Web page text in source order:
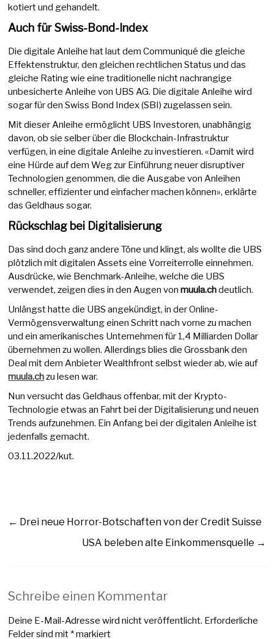
kotiert und gehandelt.
Auch für Swiss-Bond-Index
Die digitale Anleihe hat laut dem Communiqué die gleiche
Effektenstruktur, den gleichen rechtlichen Status und das
gleiche Rating wie eine traditionelle nicht nachrangige
unbesicherte Anleihe von UBS AG. Die digitale Anleihe wird
sogar für den Swiss Bond Index (SBI) zugelassen sein.
Mit dieser Anleihe ermöglicht UBS Investoren, unabhängig
davon, ob sie selber über die Blockchain-Infrastruktur
verfügen, in eine digitale Anleihe zu investieren. «Damit wird
eine Hürde auf dem Weg zur Einführung neuer disruptiver
Technologien genommen, die die Ausgabe von Anleihen
schneller, effizienter und einfacher machen können», erklärte
das Geldhaus sogar.
Rückschlag bei Digitalisierung
Das sind doch ganz andere Töne und klingt, als wollte die UBS
plötzlich mit digitalen Assets eine Vorreiterrolle einnehmen.
Ausdrücke, wie Benchmark-Anleihe, welche die UBS
verwendet, zeigen dies in den Augen vonmuula.chdeutlich.
Unlängst hatte die UBS angekündigt, in der Online-
Vermögensverwaltung einen Schritt nach vorne zu machen
und ein amerikanisches Unternehmen für 1,4 Milliarden Dollar
übernehmen zu wollen. Allerdings blies die Grossbank den
Deal mit dem Anbieter Wealthfront selbst wieder ab, wie auf
muula.chzu lesen war.
Nun versucht das Geldhaus offenbar, mit der Krypto-
Technologie etwas an Fahrt bei der Digitalisierung und neuen
Trends aufzunehmen. Ein Anfang bei der digitalen Anleihe ist
jedenfalls gemacht.
03.11.2022/kut.
← Drei neue Horror-Botschaften von der Credit Suisse
USA beleben alte Einkommensquelle →
Schreibe einen Kommentar
Deine E-Mail-Adresse wird nicht veröffentlicht. Erforderliche
Felder sind mit*markiert